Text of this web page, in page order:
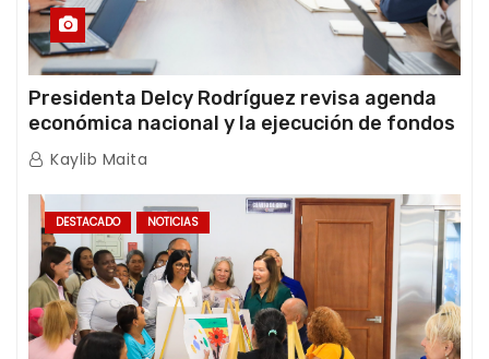
Presidenta Delcy Rodríguez revisa agenda
económica nacional y la ejecución de fondos
de emergencia post-sismos
Kaylib Maita
DESTACADO NOTICIAS